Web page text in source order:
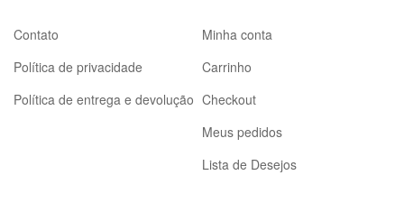
Contato
Política de privacidade
Política de entrega e devolução
Minha conta
Carrinho
Checkout
Meus pedidos
Lista de Desejos